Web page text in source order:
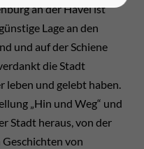
an der Havel ist
Lage an den
und auf der Schiene
die Stadt
leben und gelebt haben.
„Hin und Weg“ und
Stadt heraus, von der
von